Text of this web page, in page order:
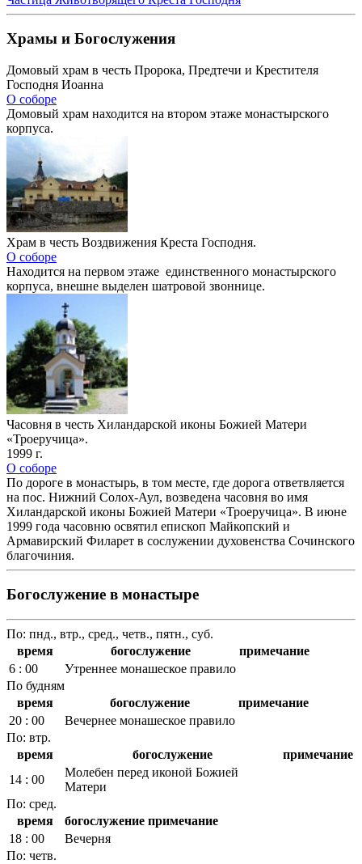
Храмы и Богослужения
Домовый храм в честь Пророка, Предтечи и Крестителя
Господня Иоанна
О соборе
Домовый храм находится на втором этаже монастырского
корпуса.
Храм в честь Воздвижения Креста Господня.
О соборе
Находится на первом этаже единственного монастырского
корпуса, внешне выделен шатровой звоннице.
Часовня в честь Хиландарской иконы Божией Матери
«Троеручица».
1999 г.
О соборе
По дороге в монастырь, в том месте, где дорога ответвляется
на пос. Нижний Солох-Аул, возведена часовня во имя
Хиландарской иконы Божией Матери «Троеручица». В июне
1999 года часовню освятил епископ Майкопский и
Армавирский Филарет в сослужении духовенства Сочинского
благочиния.
Богослужение в монастыре
По: пнд., втр., сред., четв., пятн., суб.
время
богослужение
примечание
6 : 00
Утреннее монашеское правило
По будням
время
богослужение
примечание
20 : 00
Вечернее монашеское правило
По: втр.
время
богослужение
примечание
14 : 00
Молебен перед иконой Божией
Матери
По: сред.
время
богослужение примечание
18 : 00
Вечерня
По: четв.